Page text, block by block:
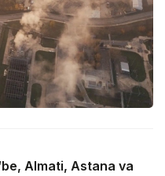
Almati, Astana va